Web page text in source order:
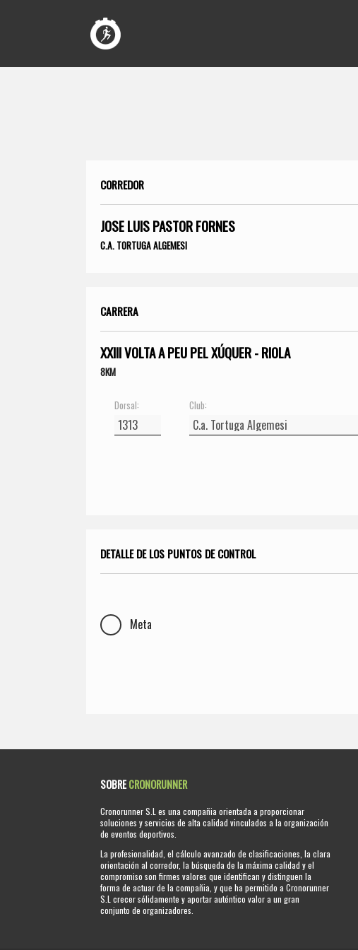
CORREDOR
JOSE LUIS PASTOR FORNES
C.A. TORTUGA ALGEMESI
CARRERA
XXIII VOLTA A PEU PEL XÚQUER - RIOLA
8KM
Dorsal: Club:
DETALLE DE LOS PUNTOS DE CONTROL
Meta
SOBRECRONORUNNER
Cronorunner S.L es una compañia orientada a proporcionar
soluciones y servicios de alta calidad vinculados a la organización
de eventos deportivos.
La profesionalidad, el cálculo avanzado de clasificaciones, la clara
orientación al corredor, la búsqueda de la máxima calidad y el
compromiso son firmes valores que identifican y distinguen la
forma de actuar de la compañia, y que ha permitido a Cronorunner
S.L crecer sólidamente y aportar auténtico valor a un gran
conjunto de organizadores.